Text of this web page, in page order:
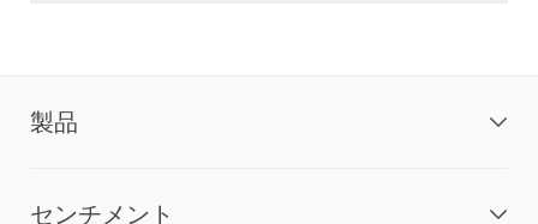
製品
センチメント